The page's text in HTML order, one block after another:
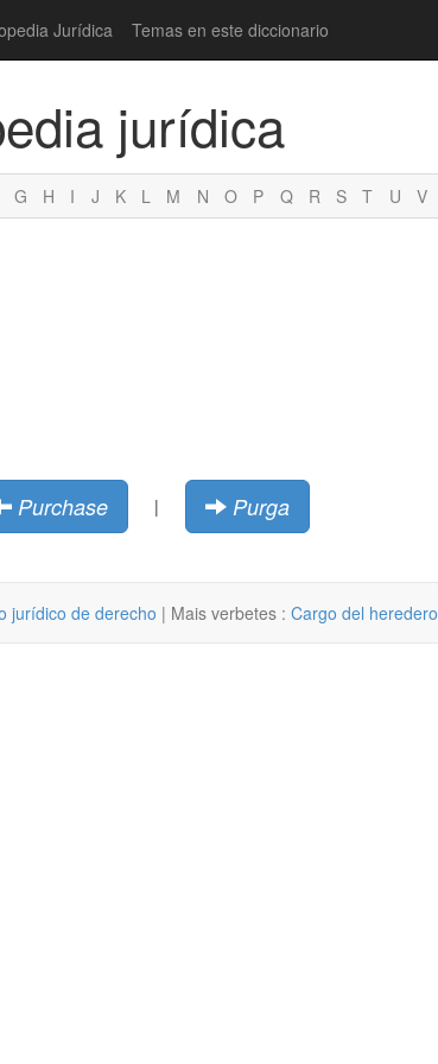
Jurídica Temas en este diccionario
jurídica
G H I J K L M N O P Q R S T U V
Purchase | Purga
jurídico de derecho | Mais verbetes : Cargo del heredero